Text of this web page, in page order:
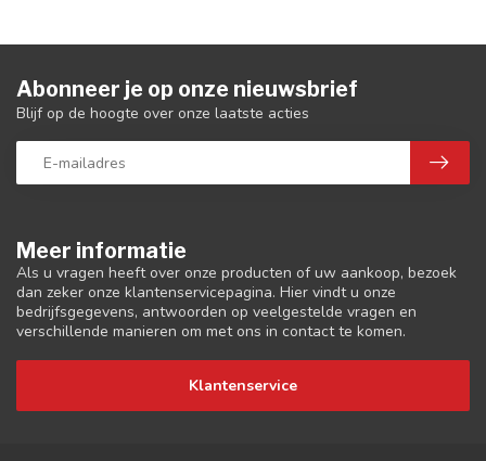
Meer informatie
Als u vragen heeft over onze producten of uw aankoop, bezoek
dan zeker onze klantenservicepagina. Hier vindt u onze
bedrijfsgegevens, antwoorden op veelgestelde vragen en
verschillende manieren om met ons in contact te komen.
Klantenservice
Abonneer je op onze nieuwsbrief
Blijf op de hoogte over onze laatste acties